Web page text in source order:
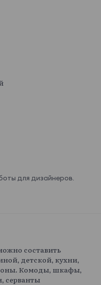
для дизайнеров.
составить
детской, кухни,
Комоды, шкафы,
серванты